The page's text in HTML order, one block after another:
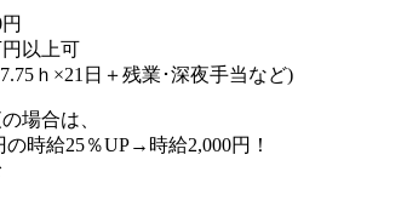
以上可
ｈ×21日＋残業･深夜手当など)
場合は、
時給25％UP→時給2,000円！